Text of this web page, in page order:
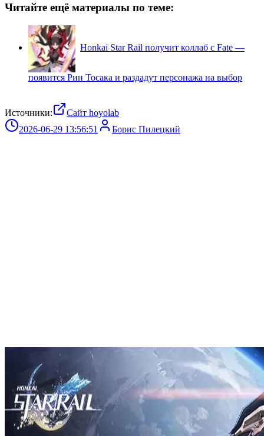
Читайте ещё материалы по теме:
Honkai Star Rail получит коллаб с Fate —
появится Рин Тосака и раздадут персонажа на выбор
Источники:
Сайт hoyolab
2026-06-29 13:56:51
Борис Пилецкий